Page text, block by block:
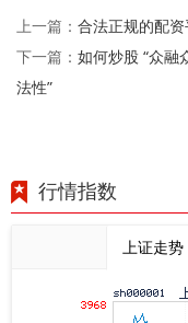
上一篇： 合法正规的配
下一篇： 如何炒股 “众融
法性”
行情指数
上证走势